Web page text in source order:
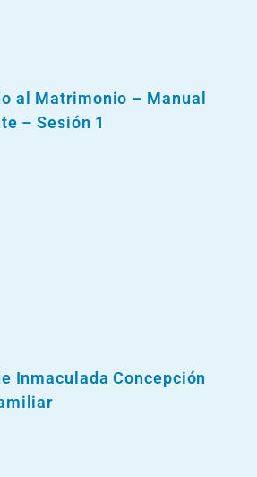
al Matrimonio – Manual
– Sesión 1
Inmaculada Concepción